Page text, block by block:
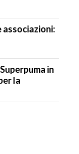
associazioni:
in
la